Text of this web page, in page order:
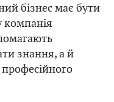
бізнес має бути
компанія
знання, а й